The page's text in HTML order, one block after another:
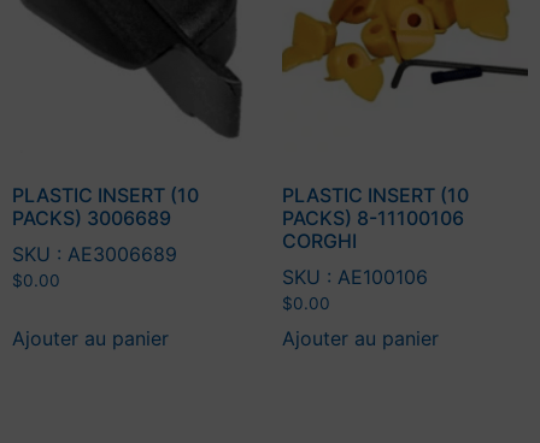
PLASTIC INSERT (10
PACKS) 3006689
SKU : AE3006689
$0.00
Ajouter au panier
PLASTIC INSERT (10
PACKS) 8-11100106
CORGHI
SKU : AE100106
$0.00
Ajouter au panier